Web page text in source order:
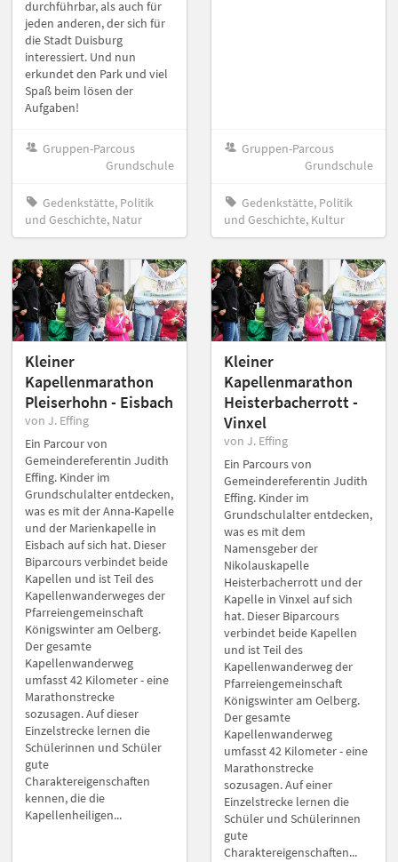
durchführbar, als auch für
jeden anderen, der sich für
die Stadt Duisburg
interessiert. Und nun
erkundet den Park und viel
Spaß beim lösen der
Aufgaben!
Gruppen-Parcous
Grundschule
Gedenkstätte, Politik
und Geschichte, Natur
Gruppen-Parcous
Grundschule
Gedenkstätte, Politik
und Geschichte, Kultur
Kleiner
Kapellenmarathon
Pleiserhohn - Eisbach
von J. Effing
Ein Parcour von
Gemeindereferentin Judith
Effing. Kinder im
Grundschulalter entdecken,
was es mit der Anna-Kapelle
und der Marienkapelle in
Eisbach auf sich hat. Dieser
Biparcours verbindet beide
Kapellen und ist Teil des
Kapellenwanderweges der
Pfarreiengemeinschaft
Königswinter am Oelberg.
Der gesamte
Kapellenwanderweg
umfasst 42 Kilometer - eine
Marathonstrecke
sozusagen. Auf dieser
Einzelstrecke lernen die
Schülerinnen und Schüler
gute
Charaktereigenschaften
kennen, die die
Kapellenheiligen...
Kleiner
Kapellenmarathon
Heisterbacherrott -
Vinxel
von J. Effing
Ein Parcours von
Gemeindereferentin Judith
Effing. Kinder im
Grundschulalter entdecken,
was es mit dem
Namensgeber der
Nikolauskapelle
Heisterbacherrott und der
Kapelle in Vinxel auf sich
hat. Dieser Biparcours
verbindet beide Kapellen
und ist Teil des
Kapellenwanderweg der
Pfarreiengemeinschaft
Königswinter am Oelberg.
Der gesamte
Kapellenwanderweg
umfasst 42 Kilometer - eine
Marathonstrecke
sozusagen. Auf einer
Einzelstrecke lernen die
Schüler und Schülerinnen
gute
Charaktereigenschaften...